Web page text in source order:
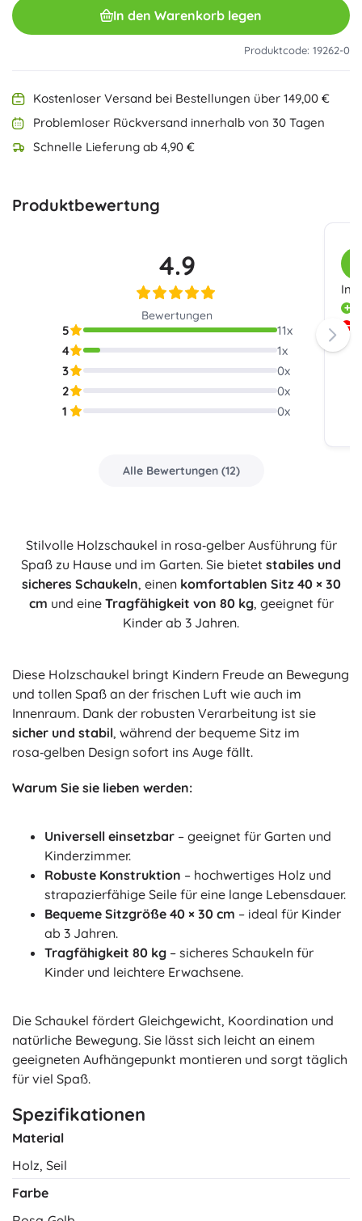
In den Warenkorb legen
Produktcode: 19262-0
Kostenloser Versand bei Bestellungen über 149,00 €
Problemloser Rückversand innerhalb von 30 Tagen
Schnelle Lieferung ab 4,90 €
Produktbewertung
4.9
Bewertungen
5 11x
4
1x
3
0x
2
0x
1
0x
Alle Bewertungen(12)
Stilvolle Holzschaukel in rosa‑gelber Ausführung für
Spaß zu Hause und im Garten. Sie bietet stabiles und
sicheres Schaukeln, einen komfortablen Sitz 40 × 30
cm und eine Tragfähigkeit von 80 kg, geeignet für
Kinder ab 3 Jahren.
Diese Holzschaukel bringt Kindern Freude an Bewegung
und tollen Spaß an der frischen Luft wie auch im
Innenraum. Dank der robusten Verarbeitung ist sie
sicher und stabil, während der bequeme Sitz im
rosa‑gelben Design sofort ins Auge fällt.
Warum Sie sie lieben werden:
Universell einsetzbar – geeignet für Garten und
Kinderzimmer.
Robuste Konstruktion – hochwertiges Holz und
strapazierfähige Seile für eine lange Lebensdauer.
Bequeme Sitzgröße 40 × 30 cm – ideal für Kinder
ab 3 Jahren.
Tragfähigkeit 80 kg – sicheres Schaukeln für
Kinder und leichtere Erwachsene.
Die Schaukel fördert Gleichgewicht, Koordination und
natürliche Bewegung. Sie lässt sich leicht an einem
geeigneten Aufhängepunkt montieren und sorgt täglich
für viel Spaß.
Spezifikationen
Material
Holz, Seil
Farbe